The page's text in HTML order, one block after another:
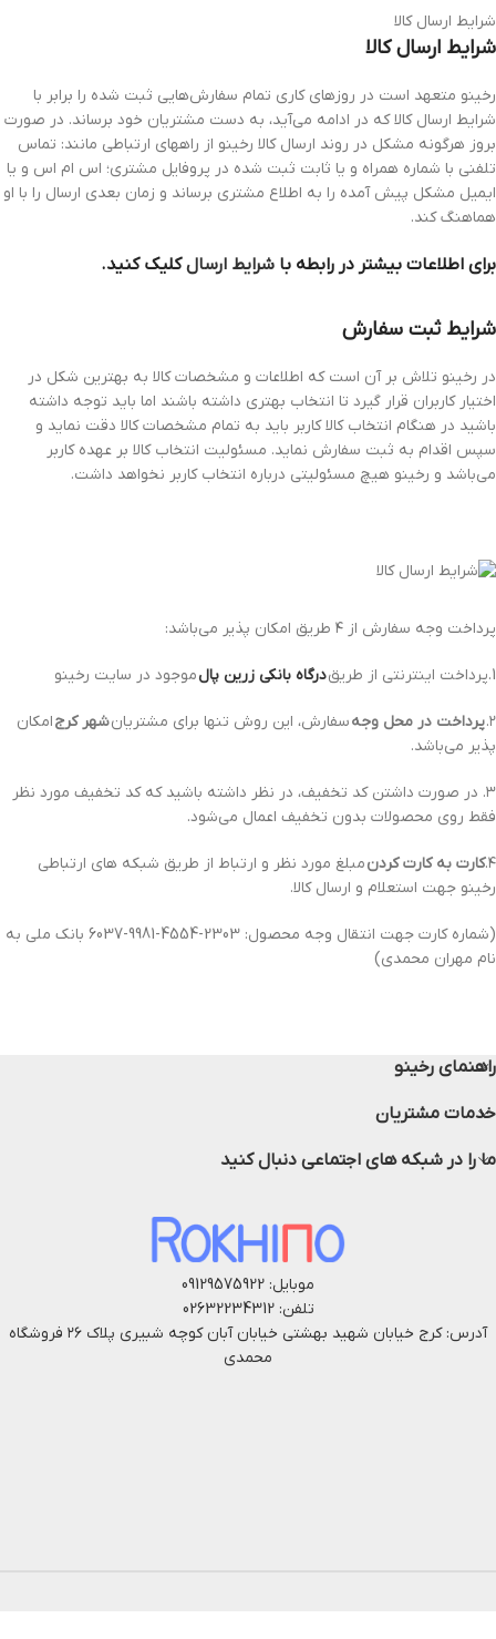
شرایط ارسال کالا
شرایط ارسال کالا
رخینو متعهد است در روزهای کاری تمام سفارش‌هایی ثبت شده را برابر با
شرایط ارسال کالا که در ادامه می‌آید، به دست مشتریان خود برساند. در صورت
بروز هرگونه مشکل در روند ارسال کالا رخینو از راههای ارتباطی مانند: تماس
تلفنی با شماره همراه و یا ثابت ثبت شده در پروفایل مشتری؛ اس ام اس و یا
ایمیل مشکل پیش آمده را به اطلاع مشتری برساند و زمان بعدی ارسال را با او
هماهنگ کند.
برای اطلاعات بیشتر در رابطه با شرایط ارسال کلیک کنید.
شرایط ثبت سفارش
در رخینو تلاش بر آن است که اطلاعات و مشخصات کالا به بهترین شکل در
اختیار کاربران قرار گیرد تا انتخاب بهتری داشته باشند اما باید توجه داشته
باشید در هنگام انتخاب کالا کاربر باید به تمام مشخصات کالا دقت نماید و
سپس اقدام به ثبت سفارش نماید. مسئولیت انتخاب کالا بر عهده کاربر
می‌باشد و رخینو هیچ مسئولیتی درباره انتخاب کاربر نخواهد داشت.
پرداخت وجه سفارش از ۴ طریق امکان پذیر می‌باشد:
1.پرداخت اینترنتی از طریق درگاه‌ بانکی زرین پالموجود در سایت رخینو
۲. پرداخت در محل وجهسفارش، این روش تنها برای مشتریانشهر کرجامکان
پذیر می‌باشد.
۳. در صورت داشتن کد تخفیف، در نظر داشته باشید که کد تخفیف مورد نظر
فقط روی محصولات بدون تخفیف اعمال می‌شود.
۴.کارت به کارت کردنمبلغ مورد نظر و ارتباط از طریق شبکه های ارتباطی
رخینو جهت استعلام و ارسال کالا.
(شماره کارت جهت انتقال وجه محصول: 2303-4554-9981-6037 بانک ملی به
نام مهران محمدی)
راهنمای رخینو
خدمات مشتریان
ما را در شبکه های اجتماعی دنبال کنید
موبایل: 09129575922
تلفن: 02632234312
آدرس: کرج خیابان شهید بهشتی خیابان آبان کوچه شبیری پلاک ۲۶ فروشگاه
محمدی